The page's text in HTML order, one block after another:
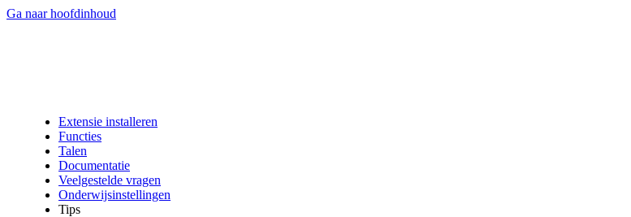
Ga naar hoofdinhoud
Extensie installeren
Functies
Talen
Documentatie
Veelgestelde vragen
Onderwijsinstellingen
Tips